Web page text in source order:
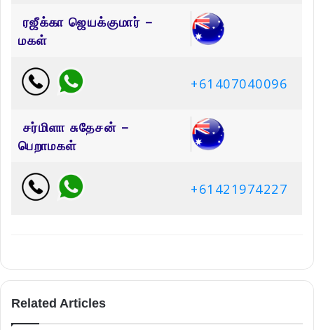
ரஜீக்கா ஜெயக்குமார் –
மகள்
+61407040096
சர்மிளா சுதேசன் –
பெறாமகள்
+61421974227
Related Articles